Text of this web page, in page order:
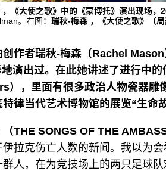
，《大使之歌》中的《蒙博托》演出现场，
。右图： 瑞秋-梅森 ，《大使之歌》（
创作者瑞秋-梅森（Rachel
演出过。在此她讲述了进行中
），里面有很多政治人物瓷器雕
律当代艺术博物馆的展览“生命
（THE SONGS OF THE
拉克伤亡人数的新闻。我以为
群人，在为竞技场上的两只足球